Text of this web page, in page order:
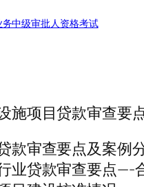
中级审批人资格考试
施项目贷款审查要
款审查要点及案例
业贷款审查要点—-